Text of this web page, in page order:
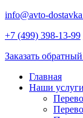
info@avto-
+7 (499) 398-13-99
Заказать
Главная
Наши услуги